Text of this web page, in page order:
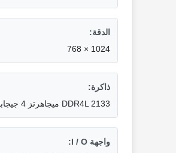
الدقة:
1024 × 768
ذاكرة:
DDR4L 2133 ميجاهرتز 4 جيجابايت ، حتى 16 جيجابايت
واجهة I / O: